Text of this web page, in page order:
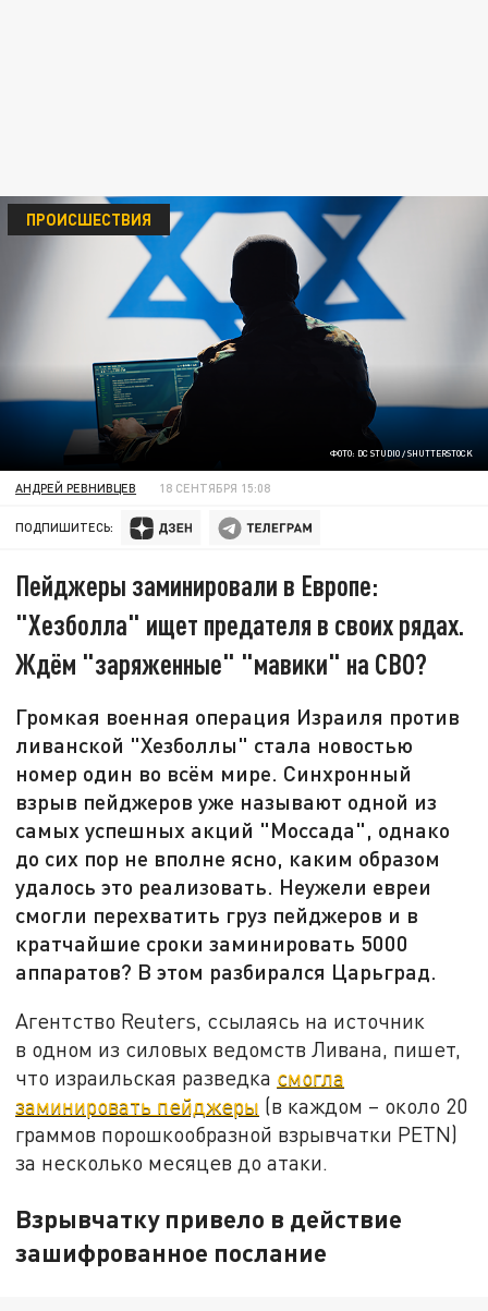
ФОТО: DC STUDIO / SHUTTERSTOCK
ПРОИСШЕСТВИЯ
АНДРЕЙ РЕВНИВЦЕВ 18 СЕНТЯБРЯ 15:08
ПОДПИШИТЕСЬ:
Пейджеры заминировали в Европе:
"Хезболла" ищет предателя в своих рядах.
Ждём "заряженные" "мавики" на СВО?
Громкая военная операция Израиля против
ливанской "Хезболлы" стала новостью
номер один во всём мире. Синхронный
взрыв пейджеров уже называют одной из
самых успешных акций "Моссада", однако
до сих пор не вполне ясно, каким образом
удалось это реализовать. Неужели евреи
смогли перехватить груз пейджеров и в
кратчайшие сроки заминировать 5000
аппаратов? В этом разбирался Царьград.
Агентство Reuters, ссылаясь на источник
в одном из силовых ведомств Ливана, пишет,
что израильская разведка смогла
заминировать пейджеры (в каждом – около 20
граммов порошкообразной взрывчатки PETN)
за несколько месяцев до атаки.
Взрывчатку привело в действие
зашифрованное послание